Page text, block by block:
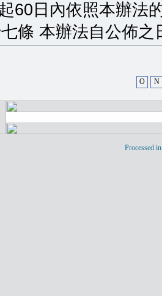
60日內依照本辦法
條 本辦法自公佈之
O N
Processed